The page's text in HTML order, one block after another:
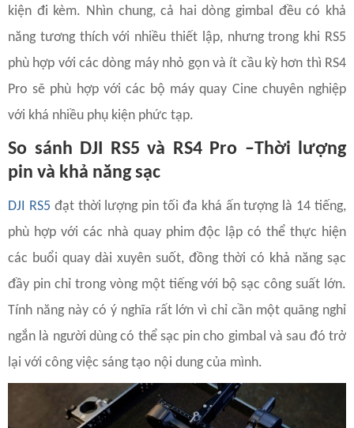
kiện đi kèm. Nhìn chung, cả hai dòng gimbal đều có khả
năng tương thích với nhiều thiết lập, nhưng trong khi RS5
phù hợp với các dòng máy nhỏ gọn và ít cầu kỳ hơn thì RS4
Pro sẽ phù hợp với các bộ máy quay Cine chuyên nghiệp
với khá nhiều phụ kiện phức tạp.
So sánh DJI RS5 và RS4 Pro –Thời lượng
pin và khả năng sạc
DJI RS5 đạt thời lượng pin tối đa khá ấn tượng là 14 tiếng,
phù hợp với các nhà quay phim độc lập có thể thực hiện
các buổi quay dài xuyên suốt, đồng thời có khả năng sạc
đầy pin chỉ trong vòng một tiếng với bộ sạc công suất lớn.
Tính năng này có ý nghĩa rất lớn vì chỉ cần một quãng nghỉ
ngắn là người dùng có thể sạc pin cho gimbal và sau đó trở
lại với công việc sáng tạo nội dung của mình.